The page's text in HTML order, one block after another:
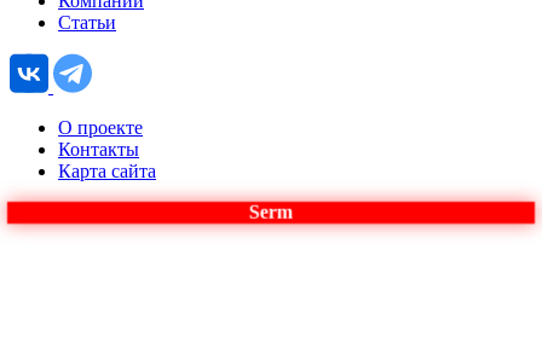
Статьи
О проекте
Контакты
Карта сайта
Serm